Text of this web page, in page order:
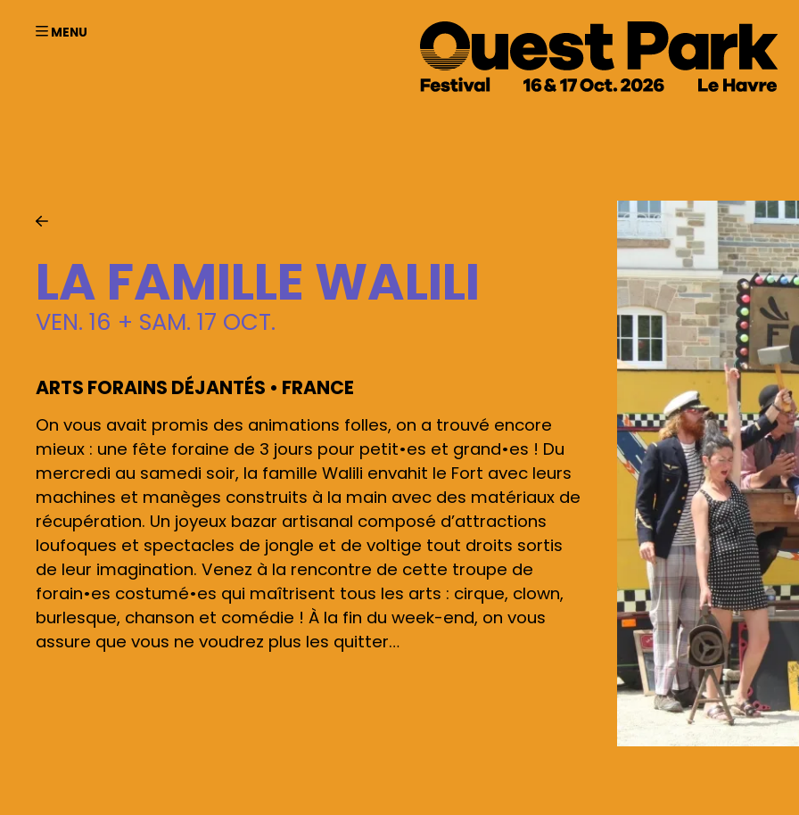
LA FAMILLE WALILI
VEN. 16 + SAM. 17 OCT.
ARTS FORAINS DÉJANTÉS • FRANCE
On vous avait promis des animations folles, on a trouvé encore
mieux : une fête foraine de 3 jours pour petit•es et grand•es ! Du
mercredi au samedi soir, la famille Walili envahit le Fort avec leurs
machines et manèges construits à la main avec des matériaux de
récupération. Un joyeux bazar artisanal composé d’attractions
loufoques et spectacles de jongle et de voltige tout droits sortis
de leur imagination. Venez à la rencontre de cette troupe de
forain•es costumé•es qui maîtrisent tous les arts : cirque, clown,
burlesque, chanson et comédie ! À la fin du week-end, on vous
assure que vous ne voudrez plus les quitter…
Le festival
Programmation
Billetterie
Accès et Infos
Partenaires
Actualités